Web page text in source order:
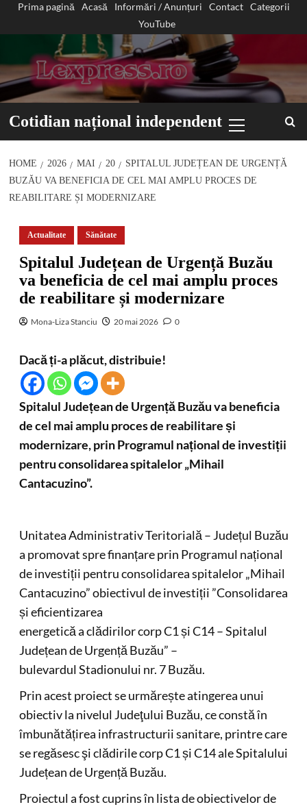
Prima pagină Acasă Informări / Anunțuri Contact
Categorii
YouTube
Cotidian național independent
Menu
HOME 2026 MAI 20
SPITALUL JUDEȚEAN DE URGENȚĂ
BUZĂU VA BENEFICIA DE CEL MAI AMPLU PROCES DE
REABILITARE ȘI MODERNIZARE
Actualitate Sănătate
Spitalul Județean de Urgență Buzău
va beneficia de cel mai amplu proces
de reabilitare și modernizare
Mona-Liza Stanciu 20 mai 2026 0
Dacă ți-a plăcut, distribuie!
Spitalul Județean de Urgență Buzău va beneficia
de cel mai amplu proces de reabilitare și
modernizare, prin Programul național de investiții
pentru consolidarea spitalelor „Mihail
Cantacuzino”.
Unitatea Administrativ Teritorială – Județul Buzău
a promovat spre finanțare prin Programul național
de investiții pentru consolidarea spitalelor „Mihail
Cantacuzino” obiectivul de investiții ”Consolidarea
și eficientizarea
energetică a clădirilor corp C1 și C14 – Spitalul
Județean de Urgență Buzău” –
bulevardul Stadionului nr. 7 Buzău.
Prin acest proiect se urmărește atingerea unui
obiectiv la nivelul Judeţului Buzău, ce constă în
îmbunătățirea infrastructurii sanitare, printre care
se regăsesc şi clădirile corp C1 și C14 ale Spitalului
Județean de Urgență Buzău.
Proiectul a fost cuprins în lista de obiectivelor de